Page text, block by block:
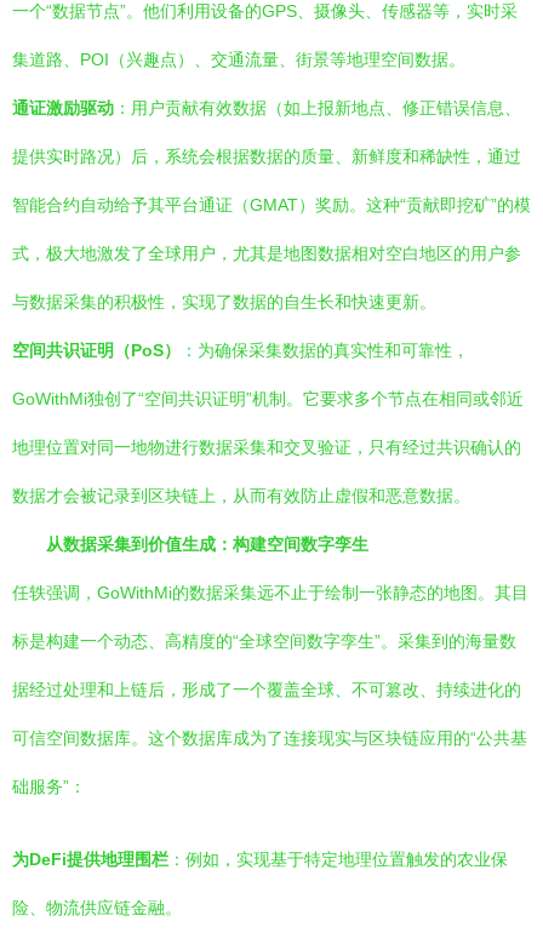
一个“数据节点”。他们利用设备的GPS、摄像头、传感器等，实时采
集道路、POI（兴趣点）、交通流量、街景等地理空间数据。
通证激励驱动 ：用户贡献有效数据（如上报新地点、修正错误信息、
提供实时路况）后，系统会根据数据的质量、新鲜度和稀缺性，通过
智能合约自动给予其平台通证（GMAT）奖励。这种“贡献即挖矿”的模
式，极大地激发了全球用户，尤其是地图数据相对空白地区的用户参
与数据采集的积极性，实现了数据的自生长和快速更新。
空间共识证明（PoS） ：为确保采集数据的真实性和可靠性，
GoWithMi独创了“空间共识证明”机制。它要求多个节点在相同或邻近
地理位置对同一地物进行数据采集和交叉验证，只有经过共识确认的
数据才会被记录到区块链上，从而有效防止虚假和恶意数据。
从数据采集到价值生成：构建空间数字孪生
任轶强调，GoWithMi的数据采集远不止于绘制一张静态的地图。其目
标是构建一个动态、高精度的“全球空间数字孪生”。采集到的海量数
据经过处理和上链后，形成了一个覆盖全球、不可篡改、持续进化的
可信空间数据库。这个数据库成为了连接现实与区块链应用的“公共基
础服务”：
为DeFi提供地理围栏 ：例如，实现基于特定地理位置触发的农业保
险、物流供应链金融。